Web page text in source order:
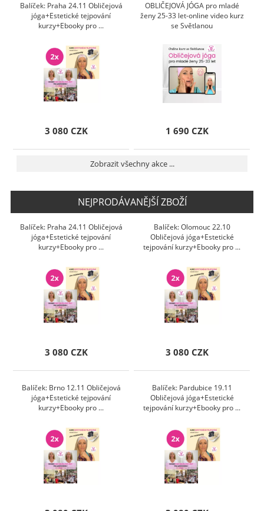
Balíček: Praha 24.11 Obličejová
jóga+Estetické tejpování
kurzy+Ebooky pro ...
3 080 CZK
OBLIČEJOVÁ JÓGA pro mladé
ženy 25-33 let-online video kurz
se Světlanou
1 690 CZK
Zobrazit všechny akce ...
NEJPRODÁVANĚJŠÍ ZBOŽÍ
Balíček: Praha 24.11 Obličejová
jóga+Estetické tejpování
kurzy+Ebooky pro ...
3 080 CZK
Balíček: Olomouc 22.10
Obličejová jóga+Estetické
tejpování kurzy+Ebooky pro ...
3 080 CZK
Balíček: Brno 12.11 Obličejová
jóga+Estetické tejpování
kurzy+Ebooky pro ...
Balíček: Pardubice 19.11
Obličejová jóga+Estetické
tejpování kurzy+Ebooky pro ...